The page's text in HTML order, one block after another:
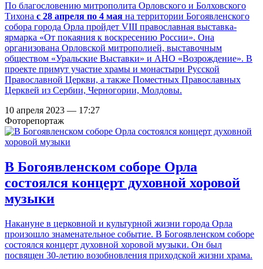
По благословению митрополита Орловского и Болховского
Тихона с 28 апреля по 4 мая на территории Богоявленского
собора города Орла пройдет VIII православная выставка-
ярмарка «От покаяния к воскресению России». Она
организована Орловской митрополией, выставочным
обществом «Уральские Выставки» и АНО «Возрождение». В
проекте примут участие храмы и монастыри Русской
Православной Церкви, а также Поместных Православных
Церквей из Сербии, Черногории, Молдовы.
10 апреля 2023 — 17:27
Фоторепортаж
В Богоявленском соборе Орла
состоялся концерт духовной хоровой
музыки
Накануне в церковной и культурной жизни города Орла
произошло знаменательное событие. В Богоявленском соборе
состоялся концерт духовной хоровой музыки. Он был
посвящен 30-летию возобновления приходской жизни храма.